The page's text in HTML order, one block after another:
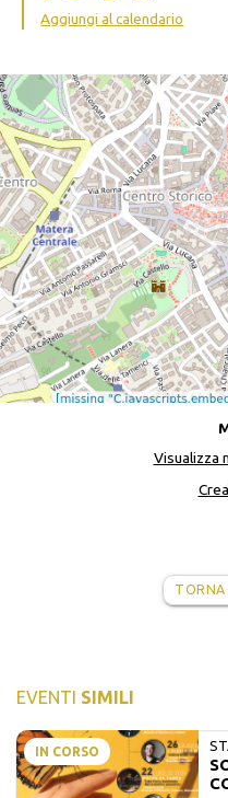
Aggiungi al calendario
Visualizza
TORNA
EVENTI SIMILI
IN CORSO